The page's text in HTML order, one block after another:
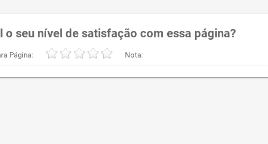
o seu nível de satisfação com essa página?
Página: Nota: